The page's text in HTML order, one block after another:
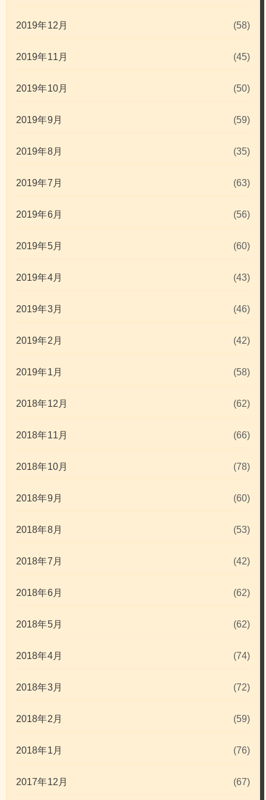
2019年12月 (58)
2019年11月 (45)
2019年10月 (50)
2019年9月 (59)
2019年8月 (35)
2019年7月 (63)
2019年6月 (56)
2019年5月 (60)
2019年4月 (43)
2019年3月 (46)
2019年2月 (42)
2019年1月 (58)
2018年12月 (62)
2018年11月 (66)
2018年10月 (78)
2018年9月 (60)
2018年8月 (53)
2018年7月 (42)
2018年6月 (62)
2018年5月 (62)
2018年4月 (74)
2018年3月 (72)
2018年2月 (59)
2018年1月 (76)
2017年12月 (67)